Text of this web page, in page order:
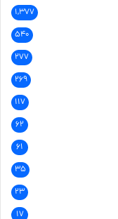
۱,۳۷۷
۵۴۰
۲۷۷
۲۶۹
۱۱۷
۶۲
۶۱
۳۵
۲۳
۱۷